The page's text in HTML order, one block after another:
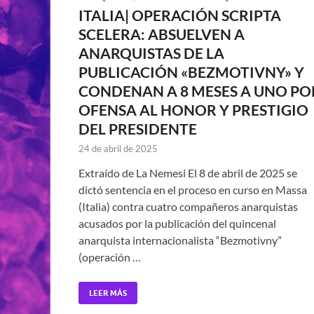
ITALIA| OPERACIÓN SCRIPTA
SCELERA: ABSUELVEN A
ANARQUISTAS DE LA
PUBLICACIÓN «BEZMOTIVNY» Y
CONDENAN A 8 MESES A UNO
OFENSA AL HONOR Y PRESTIGIO
DEL PRESIDENTE
24 de abril de 2025
Extraído de La Nemesi El 8 de abril de 2025 se
dictó sentencia en el proceso en curso en Massa
(Italia) contra cuatro compañeros anarquistas
acusados por la publicación del quincenal
anarquista internacionalista “Bezmotivny”
(operación …
LEER MÁS